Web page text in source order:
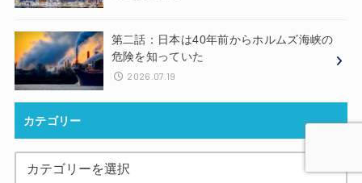
第二話：日本は40年前からホルムズ海峡の
危険を知っていた
2026.07.19
カテゴリー